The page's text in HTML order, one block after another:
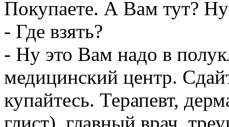
Покупаете. А Вам тут? Ну
- Где взять?
- Ну это Вам надо в
медицинский центр.
купайтесь. Терапевт,
глист), главный врач,